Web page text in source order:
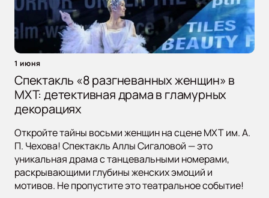
1 июня
Спектакль «8 разгневанных женщин» в
МХТ: детективная драма в гламурных
декорациях
Откройте тайны восьми женщин на сцене МХТ им. А.
П. Чехова! Спектакль Аллы Сигаловой — это
уникальная драма с танцевальными номерами,
раскрывающими глубины женских эмоций и
мотивов. Не пропустите это театральное событие!